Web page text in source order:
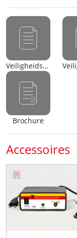
Veiligheidsblad (nl)
Brochure
Accessoires